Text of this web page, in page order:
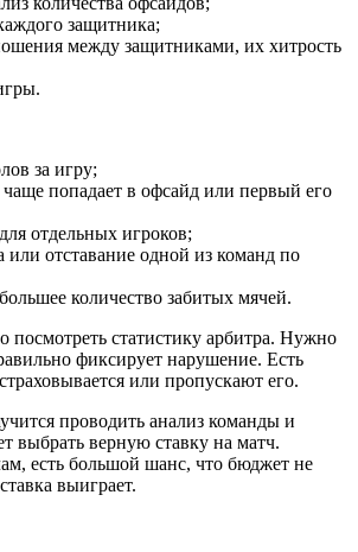
защитника;
между защитниками, их хитрость
за игру;
попадает в офсайд или первый его
отдельных игроков;
отставание одной из команд по
количество забитых мячей.
посмотреть статистику арбитра. Нужно
фиксирует нарушение. Есть
или пропускают его.
проводить анализ команды и
выбрать верную ставку на матч.
есть большой шанс, что бюджет не
выиграет.